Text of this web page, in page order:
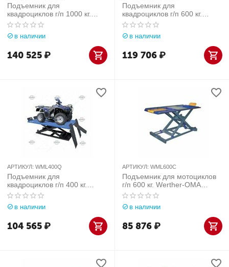
Подъемник для
квадроциклов г/п 1000 кг.
Werther-OMA (Италия) арт.
WML1000Q
в наличии
140 525₽
Подъемник для
квадроциклов г/п 600 кг.
Werther-OMA (Италия) арт.
WML600Q
в наличии
119 706₽
АРТИКУЛ: WML400Q
Подъемник для
квадроциклов г/п 400 кг.
Werther-OMA (Италия) арт.
WML400Q
в наличии
104 565₽
АРТИКУЛ: WML600C
Подъемник для мотоциклов
г/п 600 кг. Werther-OMA
(Италия) арт. WML600C
в наличии
85 876₽